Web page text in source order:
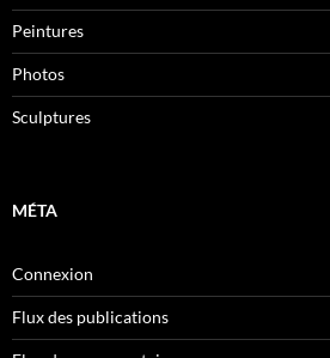
Peintures
Photos
Sculptures
MÉTA
Connexion
Flux des publications